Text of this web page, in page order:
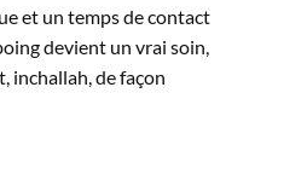
et un temps de contact
devient un vrai soin,
inchallah, de façon